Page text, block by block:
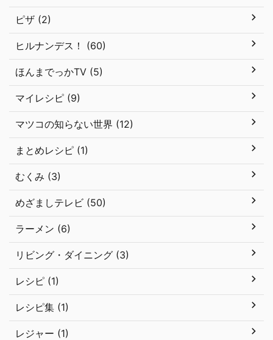
ピザ (2)
ヒルナンデス！ (60)
ほんまでっかTV (5)
マイレシピ (9)
マツコの知らない世界 (12)
まとめレシピ (1)
むくみ (3)
めざましテレビ (50)
ラーメン (6)
リビング・ダイニング (3)
レシピ (1)
レシピ集 (1)
レジャー (1)